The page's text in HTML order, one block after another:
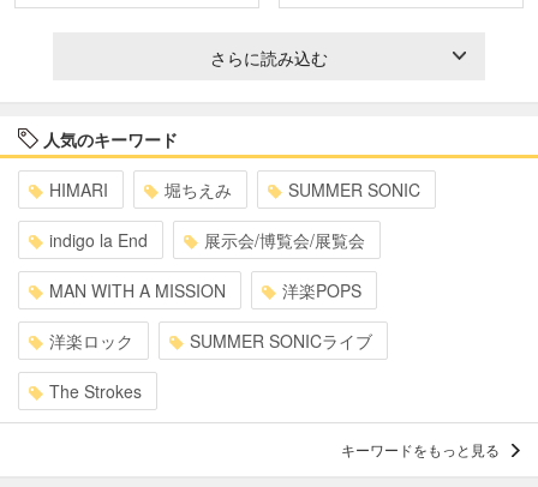
さらに読み込む
人気のキーワード
HIMARI 堀ちえみ SUMMER SONIC
indigo la End 展示会/博覧会/展覧会
MAN WITH A MISSION 洋楽POPS
洋楽ロック SUMMER SONICライブ
The Strokes
キーワードをもっと見る